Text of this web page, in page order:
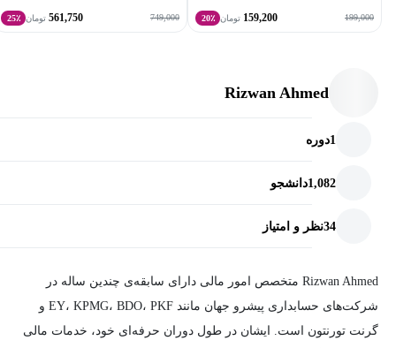
199,000
159,200 تومان 20٪ 749,000
561,750 تومان 25٪
Rizwan Ahmed
1دوره
1,082دانشجو
34نظر و امتیاز
Rizwan Ahmed متخصص امور مالی دارای سابقه‌ی چندین ساله در
شرکت‌های حسابداری پیشرو جهان مانند EY، KPMG، BDO، PKF و
گرنت تورنتون است. ایشان در طول دوران حرفه‌ای خود، خدمات مالی